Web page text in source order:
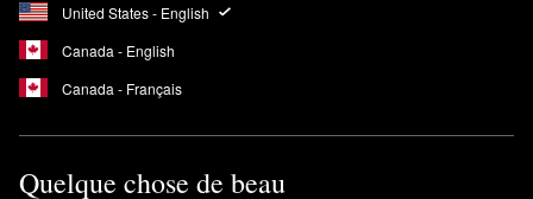
United States - English
Canada - English
Canada - Français
Quelque chose de beau